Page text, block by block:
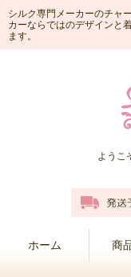
シルク専門メーカーのチャ
カーならではのデザインと
ます。
よう
ホーム 商